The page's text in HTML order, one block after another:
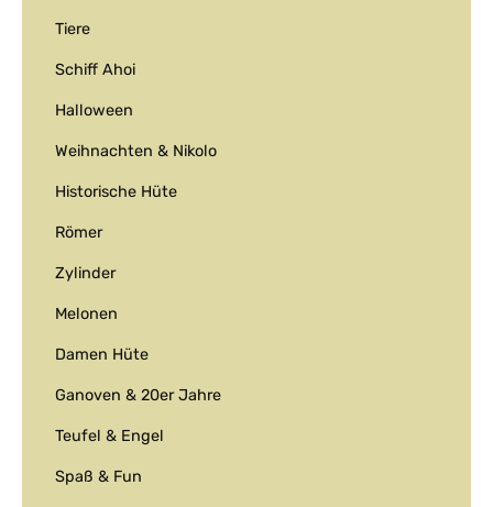
Tiere
Schiff Ahoi
Halloween
Weihnachten & Nikolo
Historische Hüte
Römer
Zylinder
Melonen
Damen Hüte
Ganoven & 20er Jahre
Teufel & Engel
Spaß & Fun